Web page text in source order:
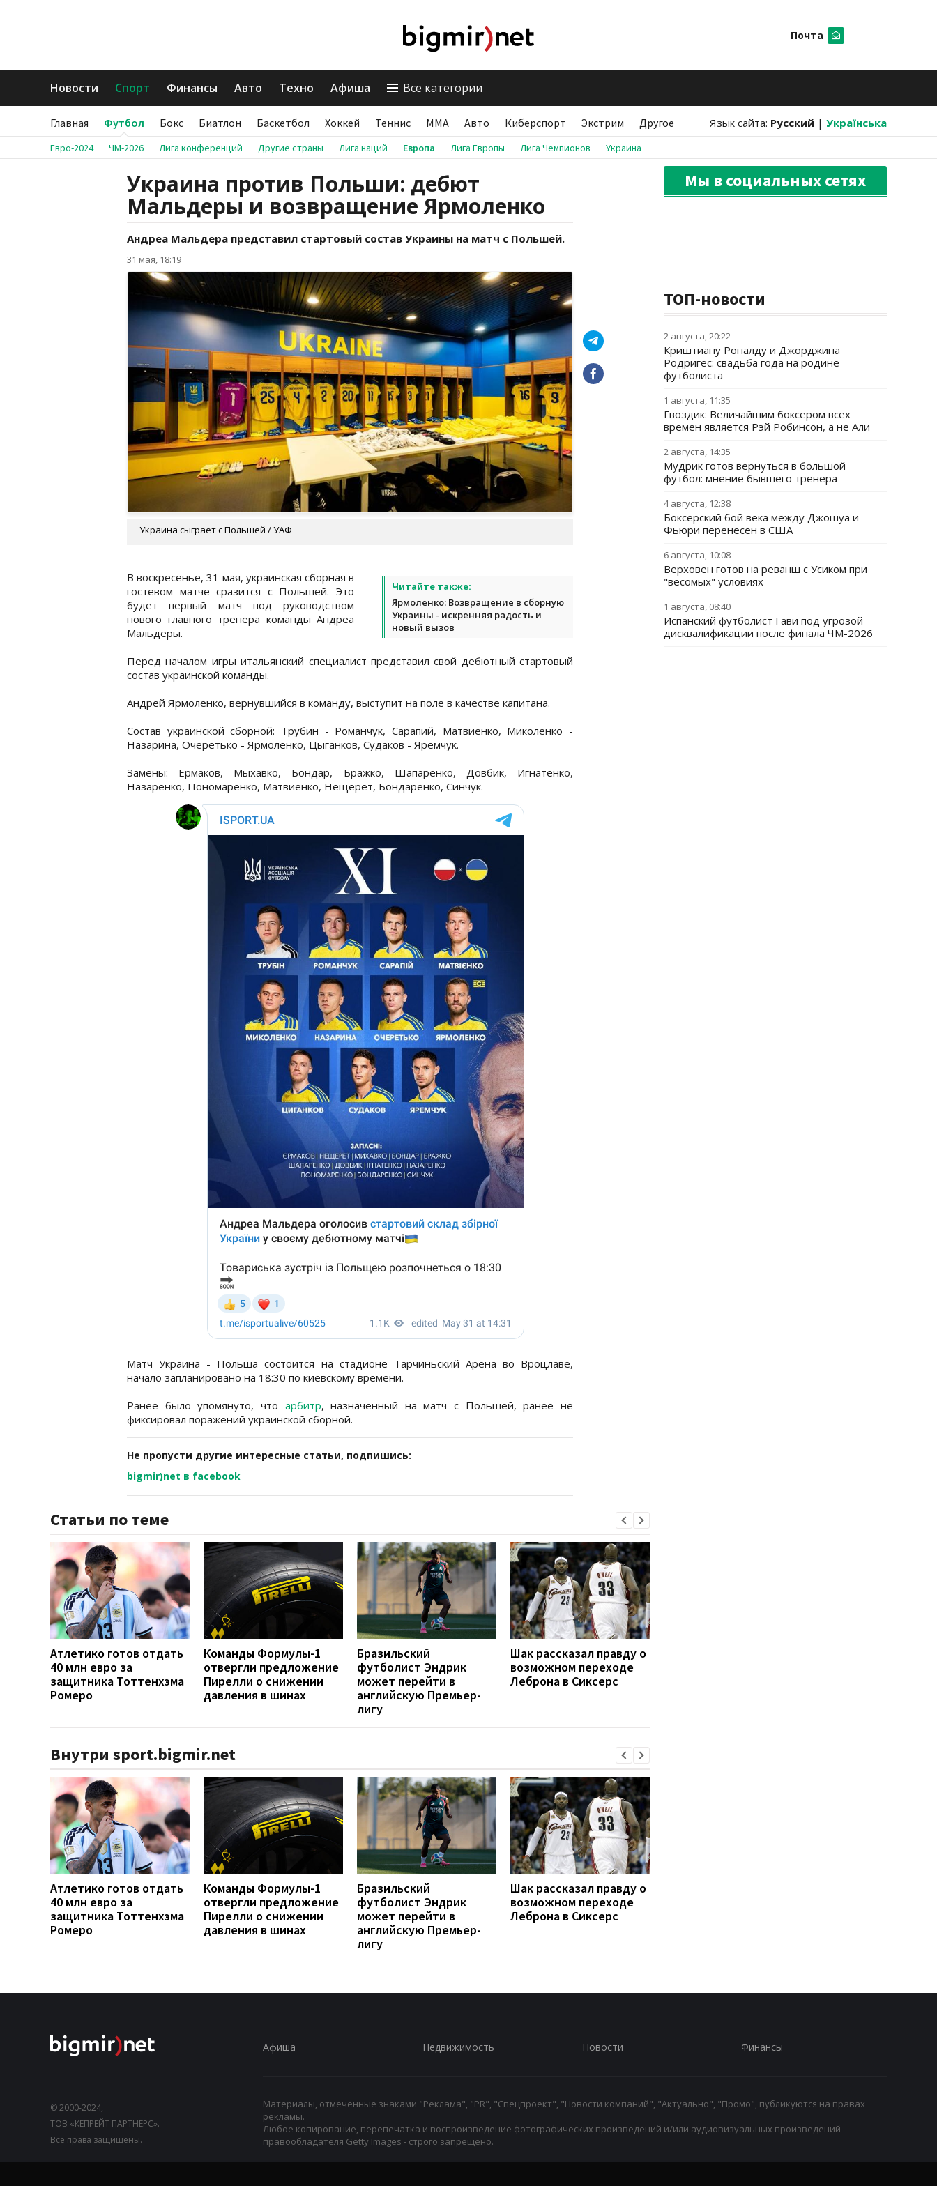
Почта
Новости Спорт Финансы Авто Техно Афиша Все категории
Главная Футбол Бокс Биатлон Баскетбол Хоккей Теннис ММА Авто Киберспорт Экстрим Другое Язык сайта: Русский | Українська
Евро-2024 ЧМ-2026 Лига конференций Другие страны Лига наций Европа Лига Европы Лига Чемпионов Украина
Украина против Польши: дебют
Мальдеры и возвращение Ярмоленко
Андреа Мальдера представил стартовый состав Украины на матч с Польшей.
31 мая, 18:19
Украина сыграет с Польшей / УАФ
Читайте также:
Ярмоленко: Возвращение в сборную
Украины - искренняя радость и
новый вызов
В воскресенье, 31 мая, украинская сборная в
гостевом матче сразится с Польшей. Это
будет первый матч под руководством
нового главного тренера команды Андреа
Мальдеры.
Перед началом игры итальянский специалист представил свой дебютный стартовый
состав украинской команды.
Андрей Ярмоленко, вернувшийся в команду, выступит на поле в качестве капитана.
Состав украинской сборной: Трубин - Романчук, Сарапий, Матвиенко, Миколенко -
Назарина, Очеретько - Ярмоленко, Цыганков, Судаков - Яремчук.
Замены: Ермаков, Мыхавко, Бондар, Бражко, Шапаренко, Довбик, Игнатенко,
Назаренко, Пономаренко, Матвиенко, Нещерет, Бондаренко, Синчук.
Матч Украина - Польша состоится на стадионе Тарчиньский Арена во Вроцлаве,
начало запланировано на 18:30 по киевскому времени.
Ранее было упомянуто, что арбитр, назначенный на матч с Польшей, ранее не
фиксировал поражений украинской сборной.
Не пропусти другие интересные статьи, подпишись:
bigmir)net в facebook
Статьи по теме
Атлетико готов отдать
40 млн евро за
защитника Тоттенхэма
Ромеро
Команды Формулы-1
отвергли предложение
Пирелли о снижении
давления в шинах
Бразильский
футболист Эндрик
может перейти в
английскую Премьер-
лигу
Шак рассказал правду о
возможном переходе
Леброна в Сиксерс
Внутри sport.bigmir.net
Атлетико готов отдать
40 млн евро за
защитника Тоттенхэма
Ромеро
Команды Формулы-1
отвергли предложение
Пирелли о снижении
давления в шинах
Бразильский
футболист Эндрик
может перейти в
английскую Премьер-
лигу
Шак рассказал правду о
возможном переходе
Леброна в Сиксерс
Мы в социальных сетях
ТОП-новости
2 августа, 20:22
Криштиану Роналду и Джорджина
Родригес: свадьба года на родине
футболиста
1 августа, 11:35
Гвоздик: Величайшим боксером всех
времен является Рэй Робинсон, а не Али
2 августа, 14:35
Мудрик готов вернуться в большой
футбол: мнение бывшего тренера
4 августа, 12:38
Боксерский бой века между Джошуа и
Фьюри перенесен в США
6 августа, 10:08
Верховен готов на реванш с Усиком при
"весомых" условиях
1 августа, 08:40
Испанский футболист Гави под угрозой
дисквалификации после финала ЧМ-2026
© 2000-2024,
ТОВ «КЕПРЕЙТ ПАРТНЕРС».
Все права защищены.
Афиша Недвижимость Новости Финансы
Материалы, отмеченные знаками "Реклама", "PR", "Спецпроект", "Новости компаний", "Актуально", "Промо", публикуются на правах
рекламы.
Любое копирование, перепечатка и воспроизведение фотографических произведений и/или аудиовизуальных произведений
правообладателя Getty Images - строго запрещено.